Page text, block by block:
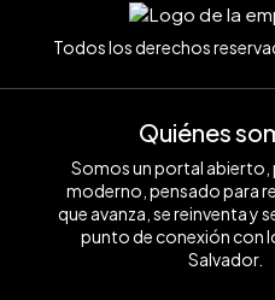
Todos los derechos
Quiénes
Somos un portal
moderno, pensado para
que avanza, se reinventa y
punto de conexión con
Salvador.